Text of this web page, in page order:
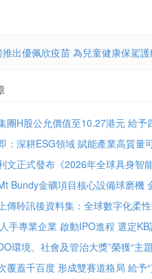
出優佩欣疫苗 為兒童健康保駕
團H股公允價值至10.27港元 給予
：深耕ESG領域 賦能產業高質量
文正式發布《2026年全球具身智
Bundy金礦項目核心設備球磨機
傳聆訊後資料集：全球數字化柔
手專業企業 啟動IPO進程 選定
環境、社會及管治大獎”榮獲“主
覆蓋千百度 形成雙賽道格局 給予“